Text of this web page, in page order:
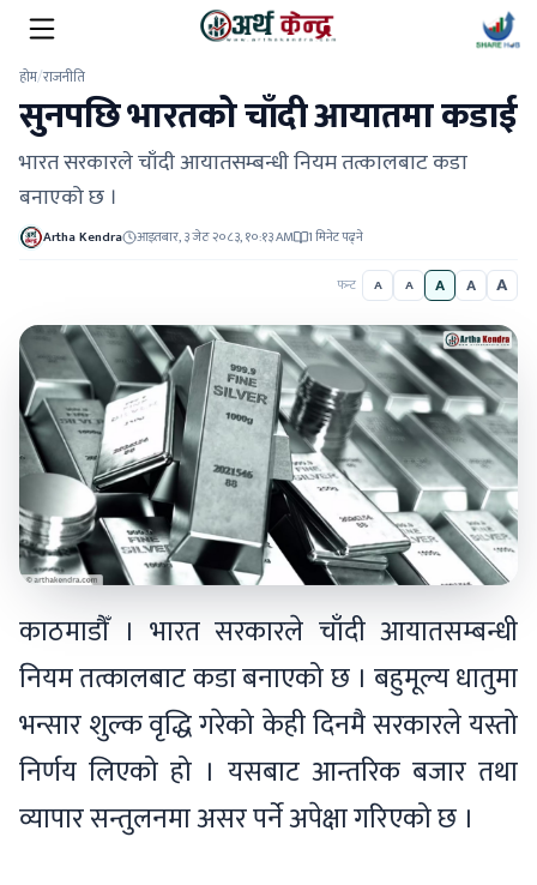
होम/राजनीति
सुनपछि भारतको चाँदी आयातमा कडाई
भारत सरकारले चाँदी आयातसम्बन्धी नियम तत्कालबाट कडा
बनाएको छ ।
Artha Kendra आइतबार, ३ जेठ २०८३, १०:१३ AM 1 मिनेट पढ्ने
फन्ट A A A A A
काठमाडौँ । भारत सरकारले चाँदी आयातसम्बन्धी
नियम तत्कालबाट कडा बनाएको छ । बहुमूल्य धातुमा
भन्सार शुल्क वृद्धि गरेको केही दिनमै सरकारले यस्तो
निर्णय लिएको हो । यसबाट आन्तरिक बजार तथा
व्यापार सन्तुलनमा असर पर्ने अपेक्षा गरिएको छ ।